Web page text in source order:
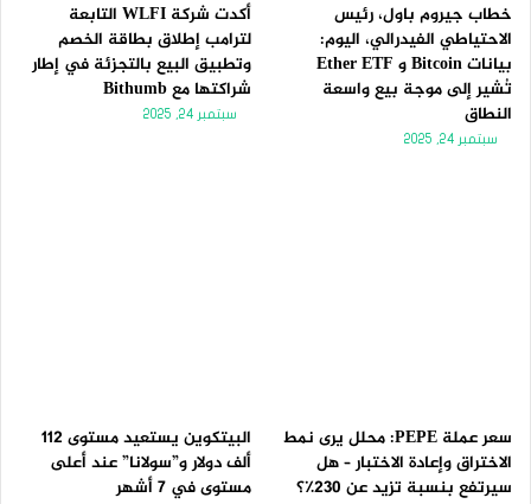
خطاب جيروم باول، رئيس
الاحتياطي الفيدرالي، اليوم:
بيانات Bitcoin و Ether ETF
تُشير إلى موجة بيع واسعة
النطاق
سبتمبر 24, 2025
أكدت شركة WLFI التابعة
لترامب إطلاق بطاقة الخصم
وتطبيق البيع بالتجزئة في إطار
شراكتها مع Bithumb
سبتمبر 24, 2025
سعر عملة PEPE: محلل يرى نمط
الاختراق وإعادة الاختبار – هل
سيرتفع بنسبة تزيد عن 230٪؟
البيتكوين يستعيد مستوى 112
ألف دولار و”سولانا” عند أعلى
مستوى في 7 أشهر